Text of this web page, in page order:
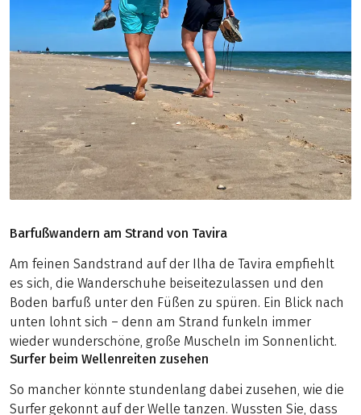
Barfußwandern am Strand von Tavira
Am feinen Sandstrand auf der Ilha de Tavira empfiehlt
es sich, die Wanderschuhe beiseitezulassen und den
Boden barfuß unter den Füßen zu spüren. Ein Blick nach
unten lohnt sich – denn am Strand funkeln immer
wieder wunderschöne, große Muscheln im Sonnenlicht.
Surfer beim Wellenreiten zusehen
So mancher könnte stundenlang dabei zusehen, wie die
Surfer gekonnt auf der Welle tanzen. Wussten Sie, dass